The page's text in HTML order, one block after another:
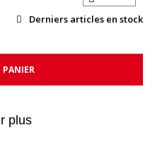
Derniers articles en stock
PANIER
plus